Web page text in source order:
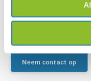
*Alle prijzen zijn inclusief
eventuele verzend- en
Neem contact op